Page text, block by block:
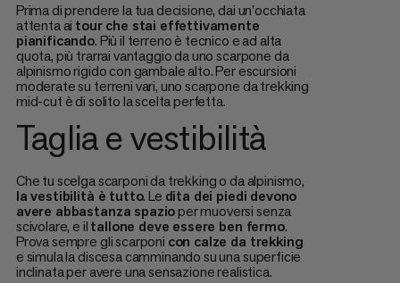
Prima di prendere la tua decisione, dai un'occhiata
attenta ai tour che stai effettivamente
pianificando. Più il terreno è tecnico e ad alta
quota, più trarrai vantaggio da uno scarpone da
alpinismo rigido con gambale alto. Per escursioni
moderate su terreni vari, uno scarpone da trekking
mid-cut è di solito la scelta perfetta.
Taglia e vestibilità
Che tu scelga scarponi da trekking o da alpinismo,
la vestibilità è tutto. Le dita dei piedi devono
avere abbastanza spazioper muoversi senza
scivolare, e iltallone deve essere ben fermo.
Prova sempre gli scarponi con calze da trekking
e simula la discesa camminando su una superficie
inclinata per avere una sensazione realistica.